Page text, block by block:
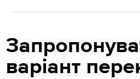
варіант